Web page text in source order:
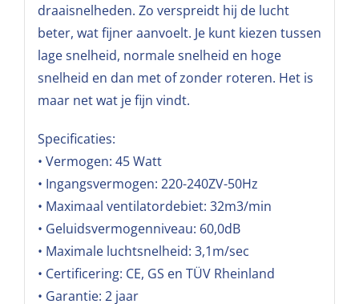
draaisnelheden. Zo verspreidt hij de lucht
beter, wat fijner aanvoelt. Je kunt kiezen tussen
lage snelheid, normale snelheid en hoge
snelheid en dan met of zonder roteren. Het is
maar net wat je fijn vindt.
Specificaties:
• Vermogen: 45 Watt
• Ingangsvermogen: 220-240ZV-50Hz
• Maximaal ventilatordebiet: 32m3/min
• Geluidsvermogenniveau: 60,0dB
• Maximale luchtsnelheid: 3,1m/sec
• Certificering: CE, GS en TÜV Rheinland
• Garantie: 2 jaar